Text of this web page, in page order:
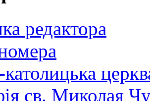
редактора
св. Миколая